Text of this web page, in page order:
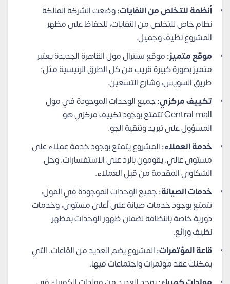
أنظمة للتخلص من النفايات:وضعت الشركة المالكة
نظام خاص للتخلص من النفايات، للحفاظ على مظهر
المشروع نظيف وجميل.
موقع متميز:موقع سنترال مول القاهرة الجديدة يعتبر
متميز بصورة كبيرة قريب من كل الطرق الرئيسية مثل:
طريق السويس، وشارع التسعين.
تكييف مركزي:جميع الوحدات الموجودة في مول
Central mall تتمتع بوجود تكييف مركزي هو
المسؤول على تبريد وتنقية الجو.
خدمة العملاء:المشروع يتمتع بوجود خدمة عملاء على
مستوى عالي، يقومون بالرد على الاستفسارات، وحل
الشكاوى المقدمة من قبل العملاء.
خدمات الصيانة:جميع الوحدات الموجودة في المول،
تتمتع بوجود خدمات صيانة على أعلى مستوى، وخدمات
دورية خاصة بالنظافة لضمان ظهور الوحدات بمظهر
نظيف ورائع.
قاعة المؤتمرات:المشروع يضم العديد من القاعات، التي
يمكنك عقد مؤتمرات واجتماعات فيها.